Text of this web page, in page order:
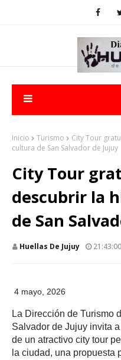
Inicio Turismo
City Tour
cultura de San Salvador de Jujuy
City Tour
descubrir la
de San
Huellas De Jujuy 21:43:00
4 mayo, 2026
La Dirección de Turismo
Salvador de Jujuy invita
de un atractivo city tour
la ciudad, una propuesta